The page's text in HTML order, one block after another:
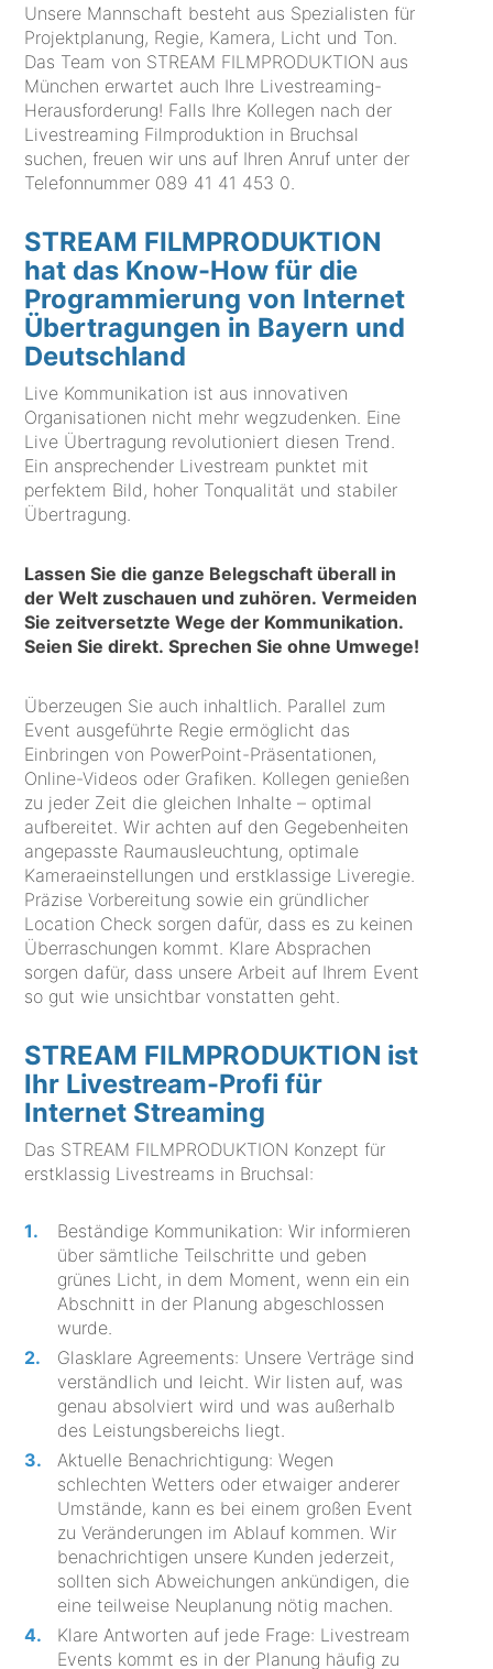
Unsere Mannschaft besteht aus Spezialisten für
Projektplanung, Regie, Kamera, Licht und Ton.
Das Team von STREAM FILMPRODUKTION aus
München erwartet auch Ihre Livestreaming-
Herausforderung! Falls Ihre Kollegen nach der
Livestreaming Filmproduktion in Bruchsal
suchen, freuen wir uns auf Ihren Anruf unter der
Telefonnummer 089 41 41 453 0
STREAM FILMPRODUKTION
hat das Know-How für die
Programmierung von Internet
Übertragungen in Bayern und
Deutschland
Live Kommunikation ist aus innovativen
Organisationen nicht mehr wegzudenken. Eine
Live Übertragung revolutioniert diesen Trend.
Ein ansprechender Livestream punktet mit
perfektem Bild, hoher Tonqualität und stabiler
Übertragung.
Lassen Sie die ganze Belegschaft überall in
der Welt zuschauen und zuhören. Vermeiden
Sie zeitversetzte Wege der Kommunikation.
Seien Sie direkt. Sprechen Sie ohne Umwege!
Überzeugen Sie auch inhaltlich. Parallel zum
Event ausgeführte Regie ermöglicht das
Einbringen von PowerPoint-Präsentationen,
Online-Videos oder Grafiken. Kollegen genießen
zu jeder Zeit die gleichen Inhalte – optimal
aufbereitet. Wir achten auf den Gegebenheiten
angepasste Raumausleuchtung, optimale
Kameraeinstellungen und erstklassige Liveregie.
Präzise Vorbereitung sowie ein gründlicher
Location Check sorgen dafür, dass es zu keinen
Überraschungen kommt. Klare Absprachen
sorgen dafür, dass unsere Arbeit auf Ihrem Event
so gut wie unsichtbar vonstatten geht.
STREAM FILMPRODUKTION ist
Ihr Livestream-Profi für
Internet Streaming
Das STREAM FILMPRODUKTION Konzept für
erstklassig Livestreams in Bruchsal:
Beständige Kommunikation: Wir informieren
über sämtliche Teilschritte und geben
grünes Licht, in dem Moment, wenn ein ein
Abschnitt in der Planung abgeschlossen
wurde.
Glasklare Agreements: Unsere Verträge sind
verständlich und leicht. Wir listen auf, was
genau absolviert wird und was außerhalb
des Leistungsbereichs liegt.
Aktuelle Benachrichtigung: Wegen
schlechten Wetters oder etwaiger anderer
Umstände, kann es bei einem großen Event
zu Veränderungen im Ablauf kommen. Wir
benachrichtigen unsere Kunden jederzeit,
sollten sich Abweichungen ankündigen, die
eine teilweise Neuplanung nötig machen.
Klare Antworten auf jede Frage: Livestream
Events kommt es in der Planung häufig zu